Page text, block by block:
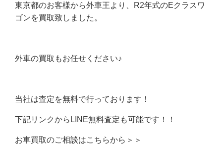
東京都のお客様から外車王より、R2年式のEクラスワ
ゴンを買取致しました。
外車の買取もお任せください♪
当社は査定を無料で行っております！
下記リンクからLINE無料査定も可能です！！
お車買取のご相談はこちらから＞＞